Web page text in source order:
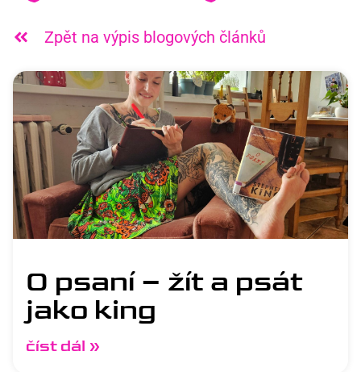
Zpět na výpis blogových článků
O psaní – žít a psát
jako king
číst dál »